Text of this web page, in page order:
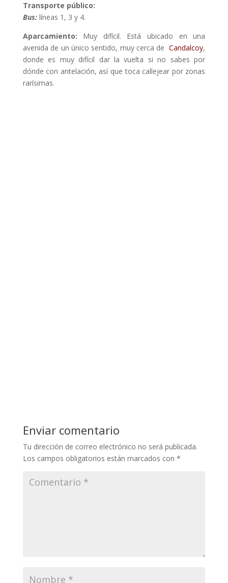
Transporte público:
Bus: líneas 1, 3 y 4.
Aparcamiento: Muy difícil. Está ubicado en una
avenida de un único sentido, muy cerca deCandalcoy,
donde es muy difícil dar la vuelta si no sabes por
dónde con antelación, así que toca callejear por zonas
rarísimas.
Enviar comentario
Tu dirección de correo electrónico no será publicada.
Los campos obligatorios están marcados con *